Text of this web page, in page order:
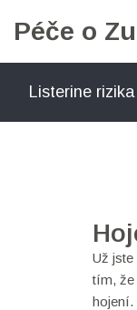
Listerine rizika
Už
tím, že
hojení.